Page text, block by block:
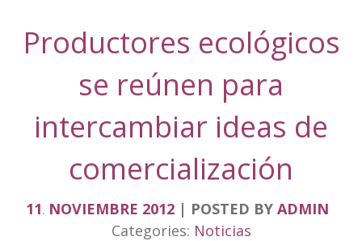
Productores ecológicos
se reúnen para
intercambiar ideas de
comercialización
11 . NOVIEMBRE 2012 POSTED BY ADMIN
Categories: Noticias